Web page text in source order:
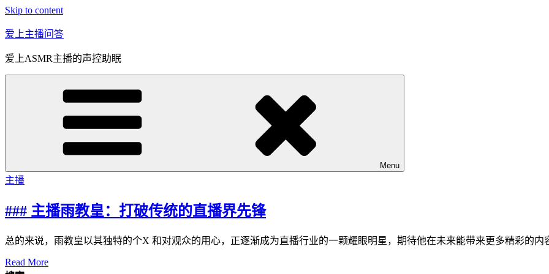
Skip to content
爱上主播问答
爱上ASMR主播的声控助眠
Menu
主播
### 主播雨教皇：打破传统的直播界先锋
总的来说，雨教皇以其独特的个X 和对观众的用心，正逐渐成为直播行业的一颗耀眼明星，期待他在未来能带来更多精彩的内
Read More